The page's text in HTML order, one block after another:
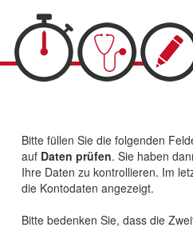
Bitte füllen Sie die folgenden
auf Daten prüfen. Sie haben
Ihre Daten zu kontrollieren. Im
die Kontodaten angezeigt.
Bitte bedenken Sie, dass die